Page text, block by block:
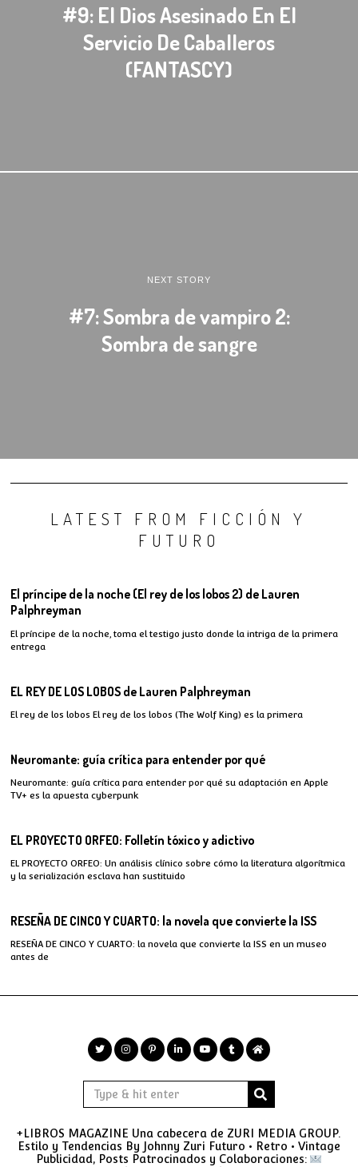
#9: El Dios Asesinado En El
Servicio De Caballeros
(FANTASCY)
NEXT STORY
#7: Sombra de vampiro 2:
Sombra de sangre
LATEST FROM FICCIÓN Y
FUTURO
El príncipe de la noche (El rey de los lobos 2) de Lauren
Palphreyman
El príncipe de la noche, toma el testigo justo donde la intriga de la primera
entrega
EL REY DE LOS LOBOS de Lauren Palphreyman
El rey de los lobos El rey de los lobos (The Wolf King) es la primera
Neuromante: guía crítica para entender por qué
Neuromante: guía crítica para entender por qué su adaptación en Apple
TV+ es la apuesta cyberpunk
EL PROYECTO ORFEO: Folletín tóxico y adictivo
EL PROYECTO ORFEO: Un análisis clínico sobre cómo la literatura algorítmica
y la serialización esclava han sustituido
RESEÑA DE CINCO Y CUARTO: la novela que convierte la ISS
RESEÑA DE CINCO Y CUARTO: la novela que convierte la ISS en un museo
antes de
+LIBROS MAGAZINE Una cabecera de ZURI MEDIA GROUP.
Estilo y Tendencias By Johnny Zuri Futuro • Retro • Vintage
Publicidad, Posts Patrocinados y Colaboraciones: